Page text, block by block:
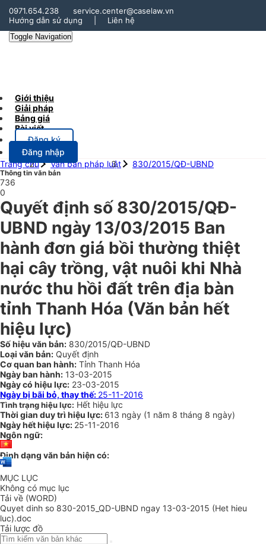
0971.654.238
service.center@caselaw.vn
Hướng dẫn sử dụng
Liên hệ
Toggle Navigation
Giới thiệu
Giải pháp
Bảng giá
Bài viết
Đăng ký
Đăng nhập
Trang chủ
Văn bản pháp luật 830/2015/QĐ-UBND
Thông tin văn bản
736
0
Quyết định số 830/2015/QĐ-
UBND ngày 13/03/2015 Ban
hành đơn giá bồi thường thiệt
hại cây trồng, vật nuôi khi Nhà
nước thu hồi đất trên địa bàn
tỉnh Thanh Hóa (Văn bản hết
hiệu lực)
Số hiệu văn bản: 830/2015/QĐ-UBND
Loại văn bản: Quyết định
Cơ quan ban hành: Tỉnh Thanh Hóa
Ngày ban hành: 13-03-2015
Ngày có hiệu lực: 23-03-2015
Ngày bị bãi bỏ, thay thế: 25-11-2016
Tình trạng hiệu lực: Hết hiệu lực
Thời gian duy trì hiệu lực: 613 ngày (1 năm 8 tháng 8 ngày)
Ngày hết hiệu lực: 25-11-2016
Ngôn ngữ:
Định dạng văn bản hiện có:
MỤC LỤC
Không có mục lục
Tải về (WORD)
Quyet dinh so 830-2015_QD-UBND ngay 13-03-2015 (Het hieu
luc).doc
Tải lược đồ